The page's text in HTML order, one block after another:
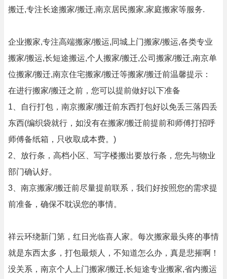
搬迁,专注长途搬家/搬迁,南京居民搬家,家庭搬家等服务.
企业搬家,专注高端搬家/搬运,同城上门搬家/搬运,各类专业
搬家/搬运,长短途搬运,个人搬家/搬迁,公司搬家/搬迁,南京单
位搬家/搬迁,南京住宅搬家/搬迁等搬家/搬迁前温馨提示：
在进行搬家/搬迁之前，您可以提前做好以下准备
1、自行打包，南京搬家/搬迁前东西打包好以免丢三落四丢
东西(编织袋就行，如没有在搬家/搬迁前提前和师傅打招呼
师傅备纸箱，只收取成本费。)
2、放行条，高档小区、写字楼搬出要放行条，您先与物业
部门确认好。
3、南京搬家/搬迁前尽量提前联系，我们好按照您的需求提
前准备，确保不耽误您的事情。
祥云环绕新门第，红日光临喜人家。每次搬家最头疼的事情
就是东西太多，打包最烦人，不知道怎么办，真是悲摧啊！
没关系，南京个人上门搬家/搬迁,长短途专业搬家,省内搬运